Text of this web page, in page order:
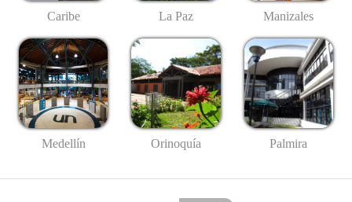
Caribe La Paz Manizales
Medellín Orinoquía Palmira